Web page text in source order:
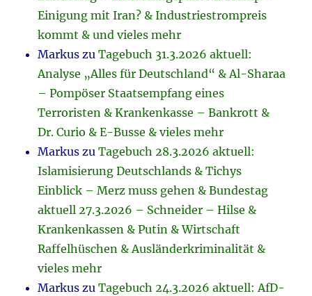
Einigung mit Iran? & Industriestrompreis
kommt & und vieles mehr
Markus zuTagebuch 31.3.2026 aktuell:
Analyse „Alles für Deutschland“ & Al-Sharaa
– Pompöser Staatsempfang eines
Terroristen & Krankenkasse – Bankrott &
Dr. Curio & E-Busse & vieles mehr
Markus zuTagebuch 28.3.2026 aktuell:
Islamisierung Deutschlands & Tichys
Einblick – Merz muss gehen & Bundestag
aktuell 27.3.2026 – Schneider – Hilse &
Krankenkassen & Putin & Wirtschaft
Raffelhüschen & Ausländerkriminalität &
vieles mehr
Markus zuTagebuch 24.3.2026 aktuell: AfD-